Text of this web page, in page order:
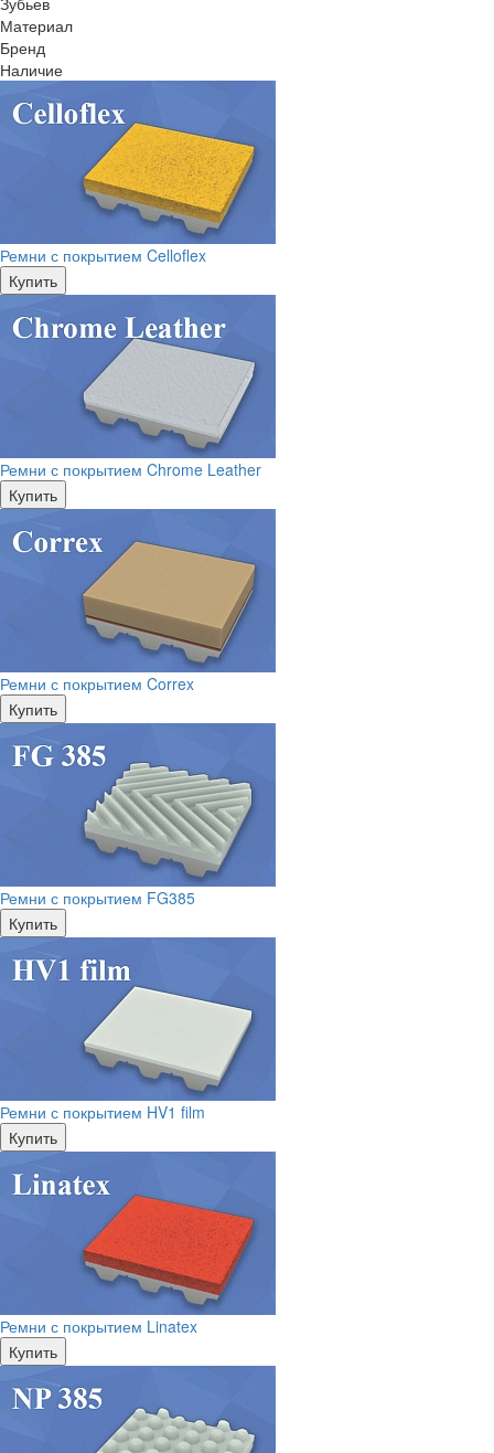
Материал
Бренд
Наличие
Ремни с покрытием Celloflex
Купить
Ремни с покрытием Chrome Leather
Купить
Ремни с покрытием Correx
Купить
Ремни с покрытием FG385
Купить
Ремни с покрытием HV1 film
Купить
Ремни с покрытием Linatex
Купить